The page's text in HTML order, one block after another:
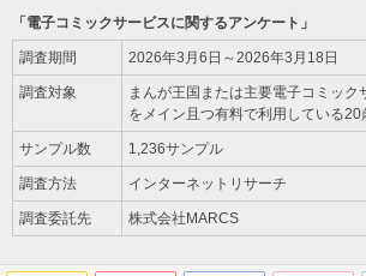
「電子コミックサービスに関するアンケート」
調査期間 2026年3月6日～2026年3月18日
調査対象
まんが王国または主要電子コミック
をメイン且つ有料で利用している
サンプル数 1,236サンプル
調査方法 インターネットリサーチ
調査委託先 株式会社MARCS